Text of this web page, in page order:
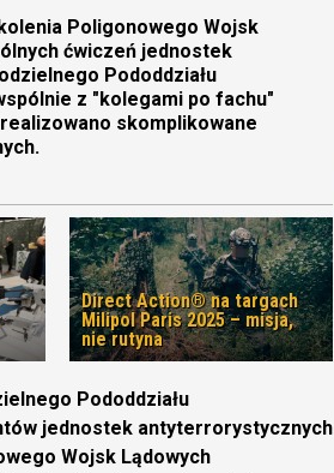
Poligonowego Wojsk
ćwiczeń jednostek
Pododdziału
z "kolegami po fachu"
skomplikowane
Direct Action® na targach
Milipol Paris 2025 – misja,
nie rutyna
Pododdziału
jednostek antyterrorystycznych
Wojsk Lądowych